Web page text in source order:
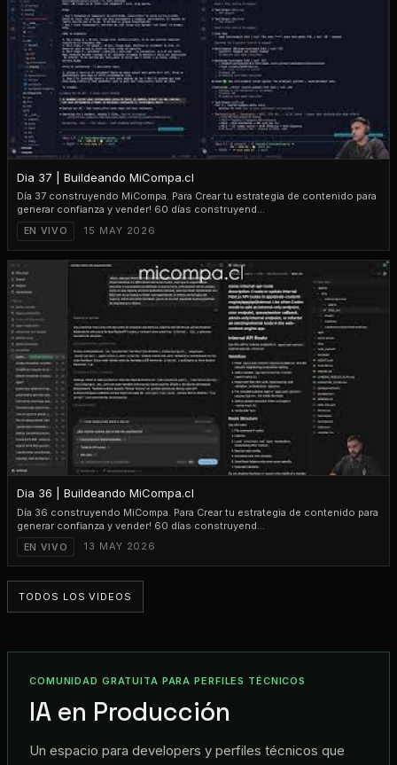
PLAY 2:02:15
Dia 37 | Buildeando MiCompa.cl
Día 37 construyendo MiCompa. Para Crear tu estrategia de contenido para
generar confianza y vender! 60 días construyend...
EN VIVO 15 MAY 2026
PLAY 1:31:46
Dia 36 | Buildeando MiCompa.cl
Día 36 construyendo MiCompa. Para Crear tu estrategia de contenido para
generar confianza y vender! 60 días construyend...
EN VIVO 13 MAY 2026
TODOS LOS VIDEOS
COMUNIDAD GRATUITA PARA PERFILES TÉCNICOS
IA en Producción
Un espacio para developers y perfiles técnicos que